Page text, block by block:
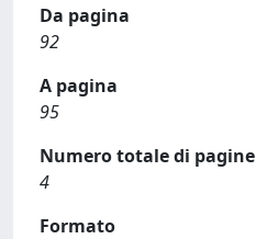
Da pagina
92
A pagina
95
Numero totale di pagine
4
Formato